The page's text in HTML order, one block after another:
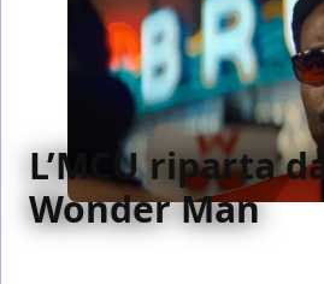
L’MCU riparta da
Wonder Man